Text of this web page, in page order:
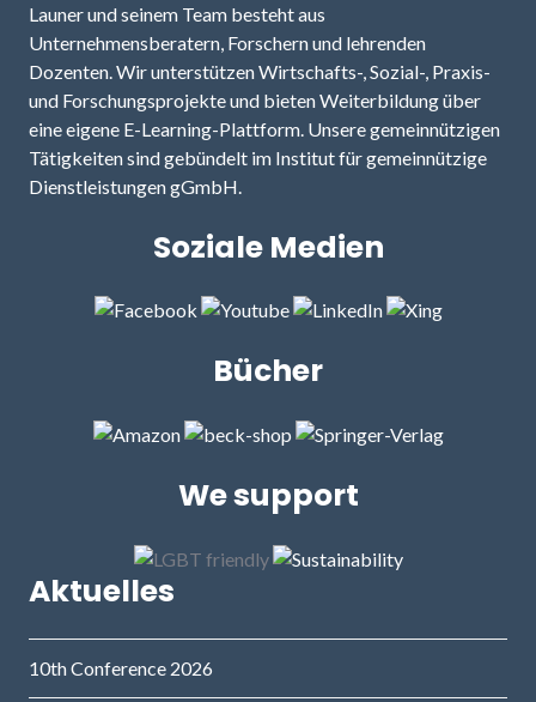
Launer und seinem Team besteht aus
Unternehmensberatern, Forschern und lehrenden
Dozenten. Wir unterstützen Wirtschafts-, Sozial-, Praxis-
und Forschungsprojekte und bieten Weiterbildung über
eine eigene E-Learning-Plattform. Unsere gemeinnützigen
Tätigkeiten sind gebündelt im Institut für gemeinnützige
Dienstleistungen gGmbH.
Soziale Medien
Bücher
We support
Aktuelles
10th Conference 2026